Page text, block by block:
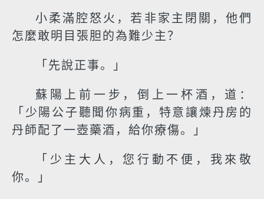
小柔滿腔怒火，若非家主閉關，他們
怎麼敢明目張胆的為難少主？
「先說正事。」
蘇陽上前一步，倒上一杯酒，道：
「少陽公子聽聞你病重，特意讓煉丹房的
丹師配了一壺藥酒，給你療傷。」
「少主大人，您行動不便，我來敬
你。」